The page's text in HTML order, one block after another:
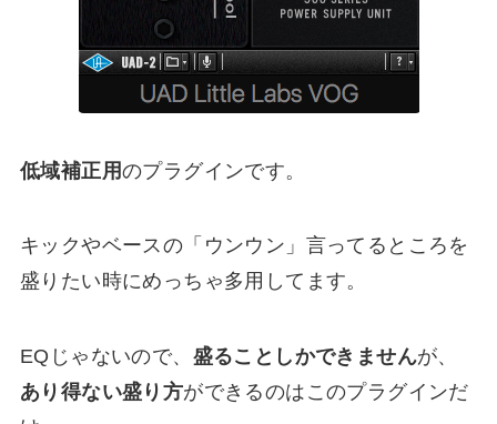
低域補正用のプラグインです。
キックやベースの「ウンウン」言ってるところを
盛りたい時にめっちゃ多用してます。
EQじゃないので、 盛ることしかできませんが、
あり得ない盛り方ができるのはこのプラグインだ